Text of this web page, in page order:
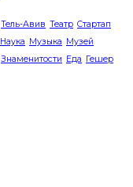
Тель-Авив Театр Стартап
Наука Музыка Музей
Знаменитости Еда Гешер